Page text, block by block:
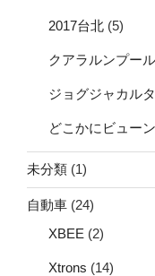
2017台北 (5)
クアラルンプール
ジョグジャカルタ
どこかにビューン
未分類 (1)
自動車 (24)
XBEE (2)
Xtrons (14)